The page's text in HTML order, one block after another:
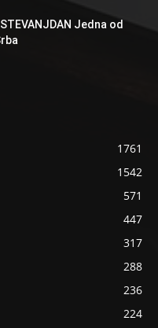
Jedna od
1761
1542
571
447
317
288
236
224